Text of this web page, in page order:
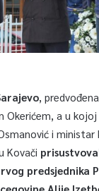
,
Okerićem, a u
i
Kovači
predsjednika
Alije